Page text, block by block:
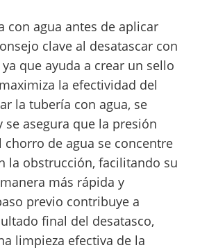
con agua antes de aplicar
clave al desatascar con
que ayuda a crear un sello
la efectividad del
la tubería con agua, se
se asegura que la presión
chorro de agua se concentre
la obstrucción, facilitando su
más rápida y
previo contribuye a
final del desatasco,
limpieza efectiva de la